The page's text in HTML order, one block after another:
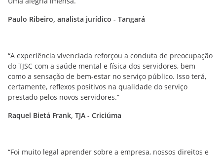
Paulo Ribeiro, analista jurídico - Tangará
“A experiência vivenciada reforçou a conduta de preocupação
do TJSC com a saúde mental e física dos servidores, bem
como a sensação de bem-estar no serviço público. Isso terá,
certamente, reflexos positivos na qualidade do serviço
prestado pelos novos servidores.”
Raquel Bietá Frank, TJA - Criciúma
“Foi muito legal aprender sobre a empresa, nossos direitos e